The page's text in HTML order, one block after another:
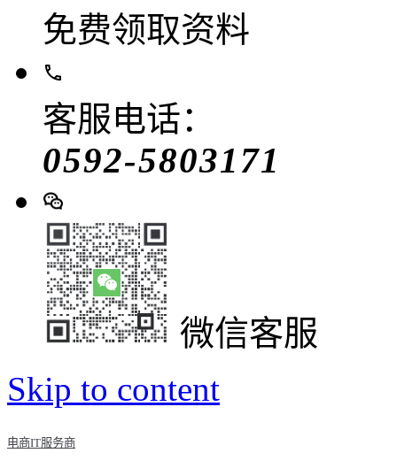
免费领取资料
客服电话：
0592-5803171
微信客服
Skip to content
电商IT服务商